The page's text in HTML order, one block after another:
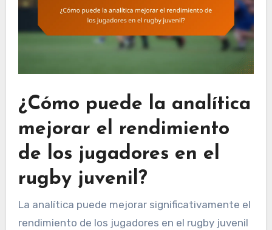
¿Cómo puede la analítica
mejorar el rendimiento
de los jugadores en el
rugby juvenil?
La analítica puede mejorar significativamente el
rendimiento de los jugadores en el rugby juvenil